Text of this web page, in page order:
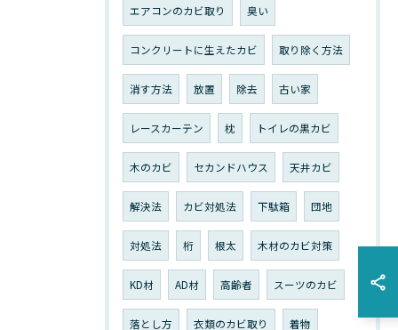
エアコンのカビ取り 臭い
コンクリートに生えたカビ 取り除く方法
消す方法 放置 除去 古い家
レースカーテン 枕 トイレの黒カビ
木のカビ セカンドハウス 天井カビ
解決法 カビ対処法 下駄箱 団地
対処法 桁 根太 木材のカビ対策
KD材 AD材 高齢者 スーツのカビ
落とし方 衣類のカビ取り 着物